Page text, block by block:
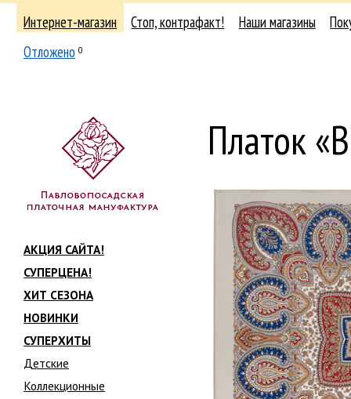
Интернет-магазин Стоп, контрафакт! Наши магазины
Отложено 0
АКЦИЯ САЙТА!
СУПЕРЦЕНА!
ХИТ СЕЗОНА
НОВИНКИ
СУПЕРХИТЫ
Детские
Коллекционные
Платок